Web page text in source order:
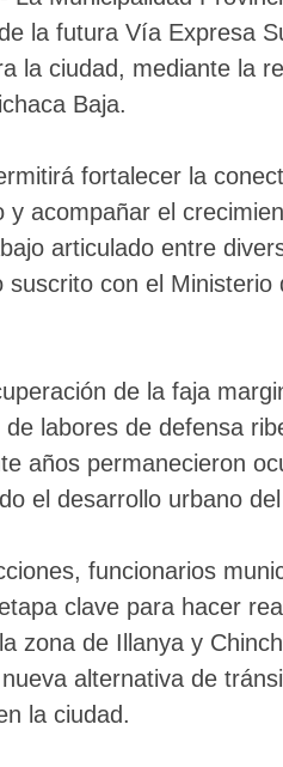
la futura Vía Expresa
la ciudad, mediante la
Baja.
fortalecer la
y acompañar el
articulado entre
con el Ministerio
de la faja
labores de defensa
años permanecieron
el desarrollo urbano
funcionarios
clave para hacer
zona de Illanya y
alternativa de
la ciudad.